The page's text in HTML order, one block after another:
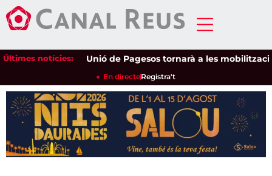
Últimes notícies:Unió de Pagesos tornarà a les
En directeRegistra't